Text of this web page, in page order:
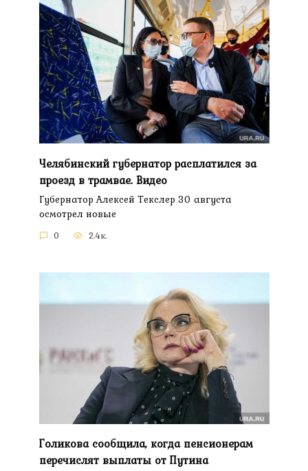
Челябинский губернатор расплатился за
проезд в трамвае. Видео
Губернатор Алексей Текслер 30 августа
осмотрел новые
0 2.4к.
Голикова сообщила, когда пенсионерам
перечислят выплаты от Путина